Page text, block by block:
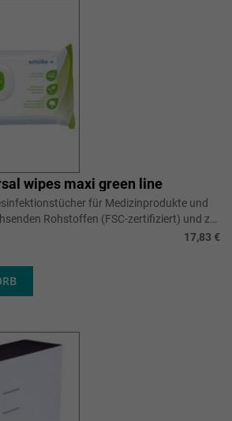
wipes maxi green line
für Medizinprodukte und
Rohstoffen (FSC-zertifiziert) und zu
17,83 €